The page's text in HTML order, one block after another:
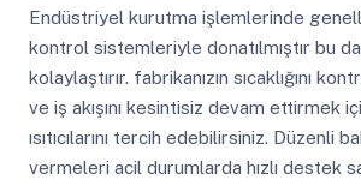
Endüstriyel kurutma işlemlerinde
kontrol sistemleriyle donatılmıştır bu da
kolaylaştırır. fabrikanızın sıcaklığını
ve iş akışını kesintisiz devam ettirmek
ısıtıcılarını tercih edebilirsiniz. Düzenli
vermeleri acil durumlarda hızlı destek